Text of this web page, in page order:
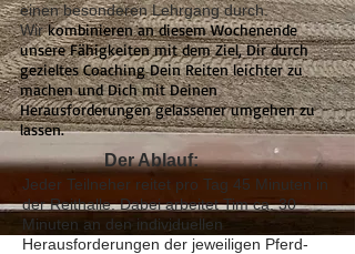
einen besonderen Lehrgang durch.
Wirkombinieren an diesem Wochenende
unsere Fähigkeiten mit dem Ziel, Dir durch
gezieltes Coaching Dein Reiten leichter zu
machen und Dich mit Deinen
Herausforderungen gelassener umgehen zu
lassen.
Der Ablauf:
Jeder Teilneher reitet pro Tag 45 Minuten in
der Reithalle. Dabei arbeitet Tim ca. 30
Minuten an den individuellen
Herausforderungen der jeweiligen Pferd-